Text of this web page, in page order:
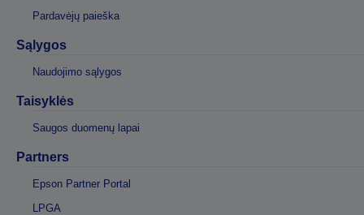
Pardavėjų paieška
Sąlygos
Naudojimo sąlygos
Taisyklės
Saugos duomenų lapai
Partners
Epson Partner Portal
LPGA